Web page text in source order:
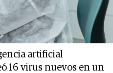
artificial
16 virus nuevos en un